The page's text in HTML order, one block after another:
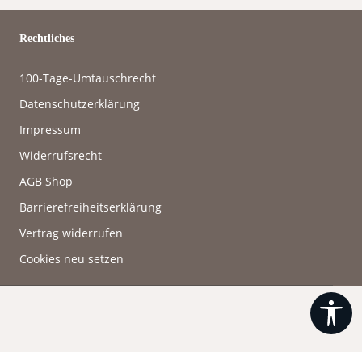
Rechtliches
100-Tage-Umtauschrecht
Datenschutzerklärung
Impressum
Widerrufsrecht
AGB Shop
Barrierefreiheitserklärung
Vertrag widerrufen
Cookies neu setzen